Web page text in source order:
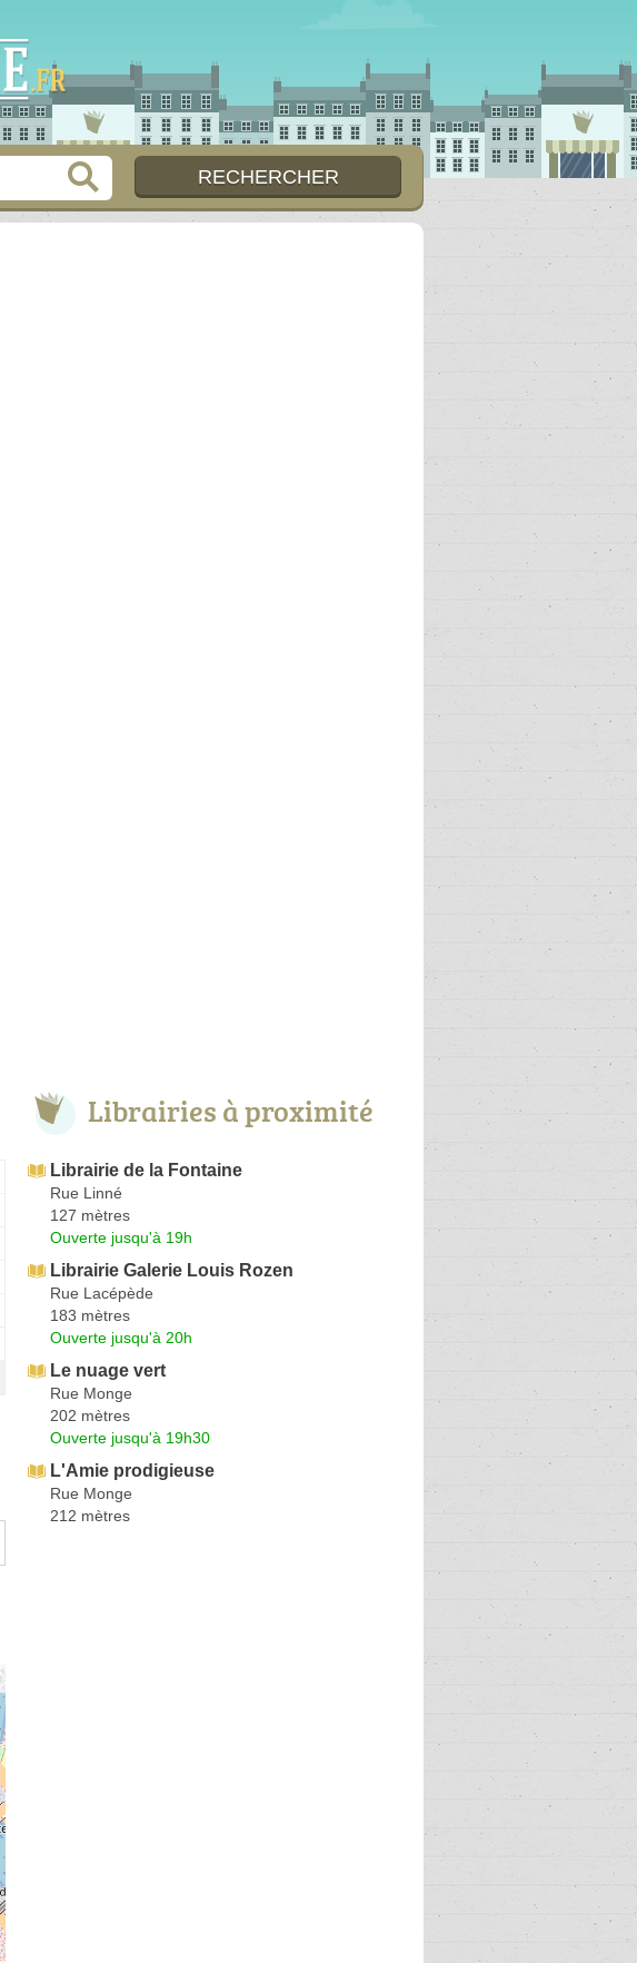
Librairies à proximité
Librairie de la Fontaine
Rue Linné
127 mètres
Ouverte jusqu'à 19h
Librairie Galerie Louis Rozen
Rue Lacépède
183 mètres
Ouverte jusqu'à 20h
Le nuage vert
Rue Monge
202 mètres
Ouverte jusqu'à 19h30
L'Amie prodigieuse
Rue Monge
212 mètres